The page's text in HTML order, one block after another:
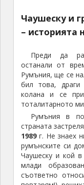
Чаушеску и
– историята
Преди да
останали от
Румъния, ще се
бил това,
колана и се
тоталитарното
Румъния в
страната
1989г. Не знаех
румънските си
Чаушеску и кой
млади
съответно